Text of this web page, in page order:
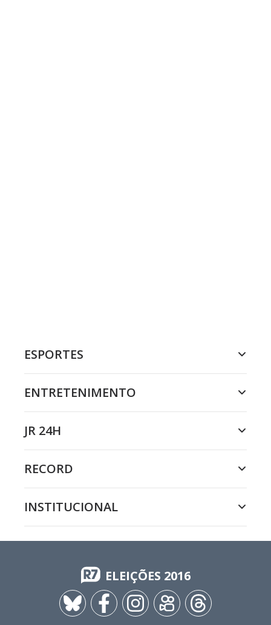
ESPORTES
ENTRETENIMENTO
JR 24H
RECORD
INSTITUCIONAL
ELEIÇÕES 2016